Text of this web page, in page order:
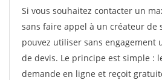
Si vous souhaitez contacter un
sans faire appel à un créateur de
pouvez utiliser sans engagement
de devis. Le principe est simple :
demande en ligne et reçoit